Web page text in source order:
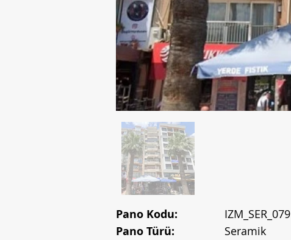
Pano Kodu:
Pano Türü:
IZM_SER_079
Seramik